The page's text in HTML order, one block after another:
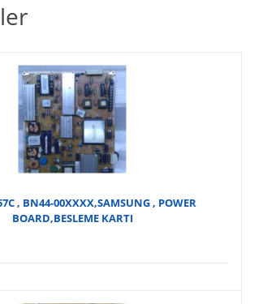
, BN44-00XXXX,SAMSUNG , POWER
BOARD,BESLEME KARTI